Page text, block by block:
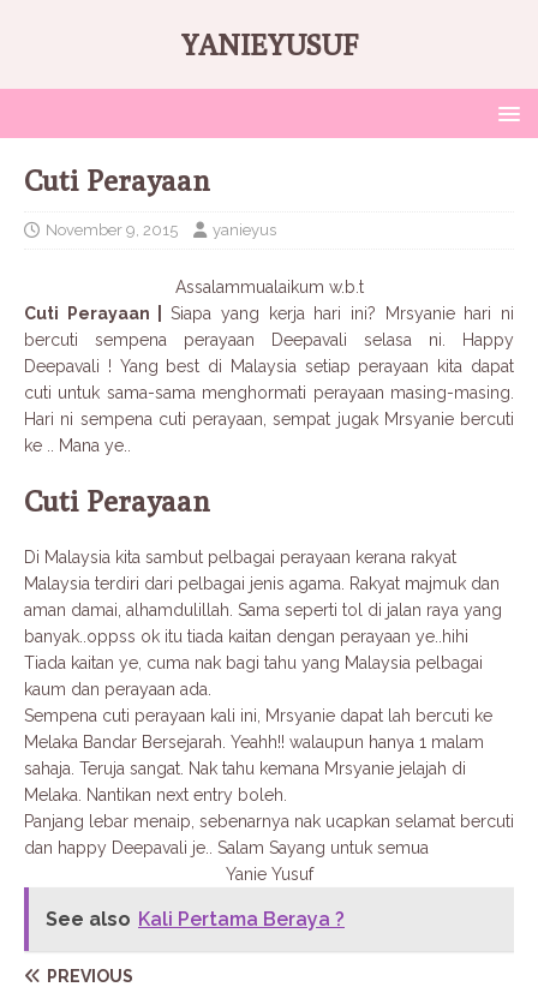
YANIEYUSUF
Cuti Perayaan
November 9, 2015 yanieyus
Assalammualaikum w.b.t
Cuti Perayaan |Siapa yang kerja hari ini? Mrsyanie hari ni
bercuti sempena perayaan Deepavali selasa ni. Happy
Deepavali ! Yang best di Malaysia setiap perayaan kita dapat
cuti untuk sama-sama menghormati perayaan masing-masing.
Hari ni sempena cuti perayaan, sempat jugak Mrsyanie bercuti
ke .. Mana ye..
Cuti Perayaan
Di Malaysia kita sambut pelbagai perayaan kerana rakyat
Malaysia terdiri dari pelbagai jenis agama. Rakyat majmuk dan
aman damai, alhamdulillah. Sama seperti tol di jalan raya yang
banyak..oppss ok itu tiada kaitan dengan perayaan ye..hihi
Tiada kaitan ye, cuma nak bagi tahu yang Malaysia pelbagai
kaum dan perayaan ada.
Sempena cuti perayaan kali ini, Mrsyanie dapat lah bercuti ke
Melaka Bandar Bersejarah. Yeahh!! walaupun hanya 1 malam
sahaja. Teruja sangat. Nak tahu kemana Mrsyanie jelajah di
Melaka. Nantikan next entry boleh.
Panjang lebar menaip, sebenarnya nak ucapkan selamat bercuti
dan happy Deepavali je.. Salam Sayang untuk semua
Yanie Yusuf
See also Kali Pertama Beraya ?
PREVIOUS